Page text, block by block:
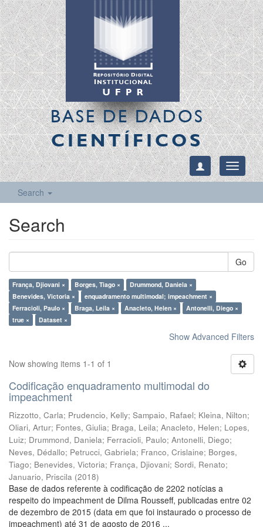
BASE DE DADOS
CIENTÍFICOS
Toggle
Search
Search
Go
França, Djiovani × Borges, Tiago ×
Drummond, Daniela ×
Benevides, Victoria ×
enquadramento multimodal; impeachment ×
Ferracioli, Paulo ×
Braga, Leila × Anacleto, Helen ×
Antonelli, Diego ×
true ×
Dataset ×
Show Advanced Filters
Now showing items 1-1 of 1
Codificação enquadramento multimodal do
impeachment
Rizzotto, Carla; Prudencio, Kelly; Sampaio, Rafael; Kleina, Nilton;
Oliari, Artur; Fontes, Giulia; Braga, Leila; Anacleto, Helen; Lopes,
Luiz; Drummond, Daniela; Ferracioli, Paulo; Antonelli, Diego;
Neves, Dédallo; Petrucci, Gabriela; Franco, Crislaine; Borges,
Tiago; Benevides, Victoria; França, Djiovani; Sordi, Renato;
Januario, Priscila (2018)
Base de dados referente à codificação de 2202 notícias a
respeito do impeachment de Dilma Rousseff, publicadas entre 02
de dezembro de 2015 (data em que foi instaurado o processo de
impeachment) até 31 de agosto de 2016 ...